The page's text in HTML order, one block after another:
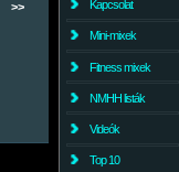
>> Kapcsolat
Mini-mixek
Fitness mixek
NMHH listák
Videók
Top 10